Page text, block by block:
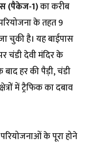
(पैकेज-1)का करीब
के तहत 9
चुकी है। यह बाईपास
चंडी देवी मंदिर के
हर की पैड़ी, चंडी
में ट्रैफिक का दबाव
के पूरा होने